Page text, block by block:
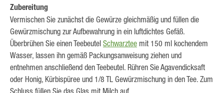
Zubereitung
Vermischen Sie zunächst die Gewürze gleichmäßig und füllen die
Gewürzmischung zur Aufbewahrung in ein luftdichtes Gefäß.
Überbrühen Sie einen Teebeutel Schwarztee mit 150 ml kochendem
Wasser, lassen ihn gemäß Packungsanweisung ziehen und
entnehmen anschließend den Teebeutel. Rühren Sie Agavendicksaft
oder Honig, Kürbispüree und 1/8 TL Gewürzmischung in den Tee. Zum
Schluss füllen Sie das Glas mit Milch auf.